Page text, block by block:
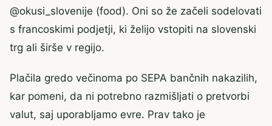
@okusi_slovenije (food). Oni so že začeli sodelovati
s francoskimi podjetji, ki želijo vstopiti na slovenski
trg ali širše v regijo.
Plačila gredo večinoma po SEPA bančnih nakazilih,
kar pomeni, da ni potrebno razmišljati o pretvorbi
valut, saj uporabljamo evre. Prav tako je